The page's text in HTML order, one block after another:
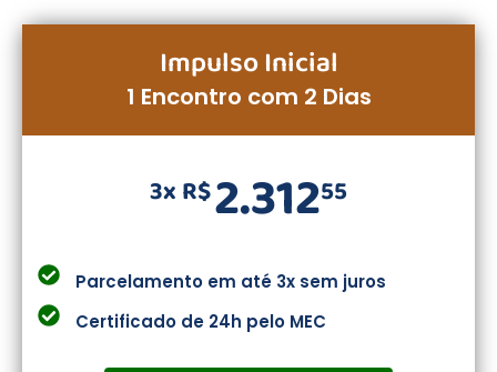
Impulso Inicial
1 Encontro com 2 Dias
3x R$2.31255
Parcelamento em até 3x sem juros
Certificado de 24h pelo MEC